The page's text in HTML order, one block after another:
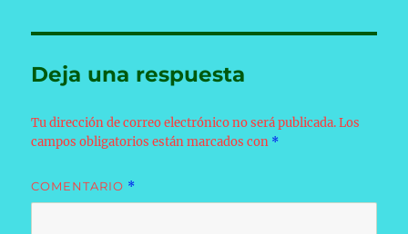
Deja una respuesta
Tu dirección de correo electrónico no será publicada. Los
campos obligatorios están marcados con *
COMENTARIO *